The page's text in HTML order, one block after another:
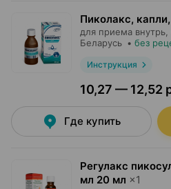
Пиколакс, капли,
для приема внутрь,
Беларусь • без
Инструкция
10,27 — 12,52
Где купить
Регулакс
мл 20 мл ×1